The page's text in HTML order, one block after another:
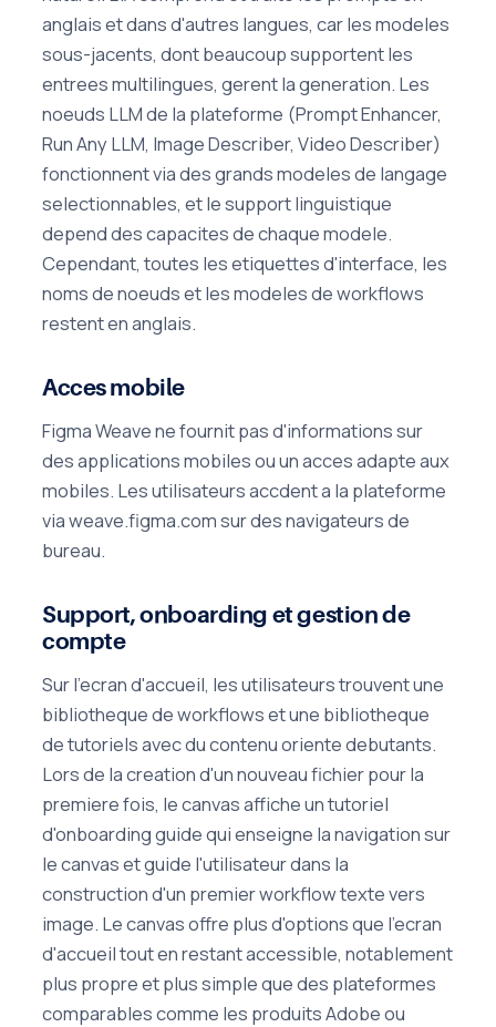
anglais et dans d'autres langues, car les modeles
sous-jacents, dont beaucoup supportent les
entrees multilingues, gerent la generation. Les
noeuds LLM de la plateforme (Prompt Enhancer,
Run Any LLM, Image Describer, Video Describer)
fonctionnent via des grands modeles de langage
selectionnables, et le support linguistique
depend des capacites de chaque modele.
Cependant, toutes les etiquettes d'interface, les
noms de noeuds et les modeles de workflows
restent en anglais.
Acces mobile
Figma Weave ne fournit pas d'informations sur
des applications mobiles ou un acces adapte aux
mobiles. Les utilisateurs accdent a la plateforme
via weave.figma.com sur des navigateurs de
bureau.
Support, onboarding et gestion de
compte
Sur l'ecran d'accueil, les utilisateurs trouvent une
bibliotheque de workflows et une bibliotheque
de tutoriels avec du contenu oriente debutants.
Lors de la creation d'un nouveau fichier pour la
premiere fois, le canvas affiche un tutoriel
d'onboarding guide qui enseigne la navigation sur
le canvas et guide l'utilisateur dans la
construction d'un premier workflow texte vers
image. Le canvas offre plus d'options que l'ecran
d'accueil tout en restant accessible, notablement
plus propre et plus simple que des plateformes
comparables comme les produits Adobe ou